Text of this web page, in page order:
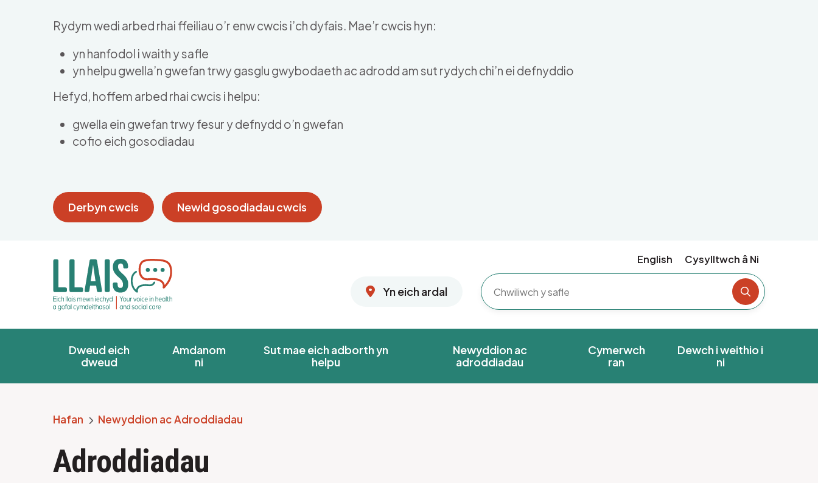
Rydym wedi arbed rhai ffeiliau o’r enw cwcis i’ch dyfais. Mae’r cwcis hyn:
yn hanfodol i waith y safle
yn helpu gwella’n gwefan trwy gasglu gwybodaeth ac adrodd am sut rydych chi’n ei defnyddio
Hefyd, hoffem arbed rhai cwcis i helpu:
gwella ein gwefan trwy fesur y defnydd o’n gwefan
cofio eich gosodiadau
Derbyn cwcis Newid gosodiadau cwcis
English Cysylltwch â Ni
Yn eich ardal
Chwiliwch y
Dweud eich
dweud
Amdanom
ni
Sut mae eich adborth yn
helpu
Newyddion ac
adroddiadau
Cymerwch
ran
Dewch i weithio i
ni
Breadcrumb
Hafan Newyddion ac Adroddiadau
Adroddiadau